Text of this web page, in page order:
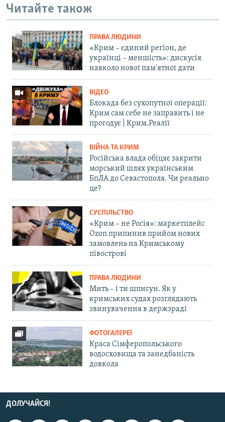
Читайте також
ПРАВА ЛЮДИНИ
«Крим – єдиний регіон, де
українці – меншість»: дискусія
навколо нової пам'ятної дати
ВІДЕО
Блокада без сухопутної операції:
Крим сам себе не заправить і не
прогодує | Крим.Реалії
ВІЙНА ТА КРИМ
Російська влада обіцяє закрити
морський шлях українським
БпЛА до Севастополя. Чи реально
це?
СУСПІЛЬСТВО
«Крим – не Росія»: маркетплейс
Ozon припинив прийом нових
замовлень на Кримському
півострові
ПРАВА ЛЮДИНИ
Мить – і ти шпигун. Як у
кримських судах розглядають
звинувачення в держзраді
ФОТОГАЛЕРЕЇ
Краса Сімферопольського
водосховища та занедбаність
довкола
ДОЛУЧАЙСЯ!